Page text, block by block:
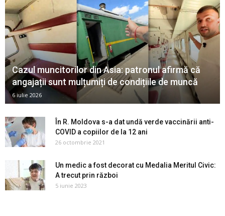
Cazul muncitorilor din Asia: patronul afirmă că
angajații sunt mulțumiți de condițiile de muncă
6 iulie 2026
În R. Moldova s-a dat undă verde vaccinării anti-
COVID a copiilor de la 12 ani
26 octombrie 2021
Un medic a fost decorat cu Medalia Meritul Civic:
A trecut prin război
5 iunie 2023